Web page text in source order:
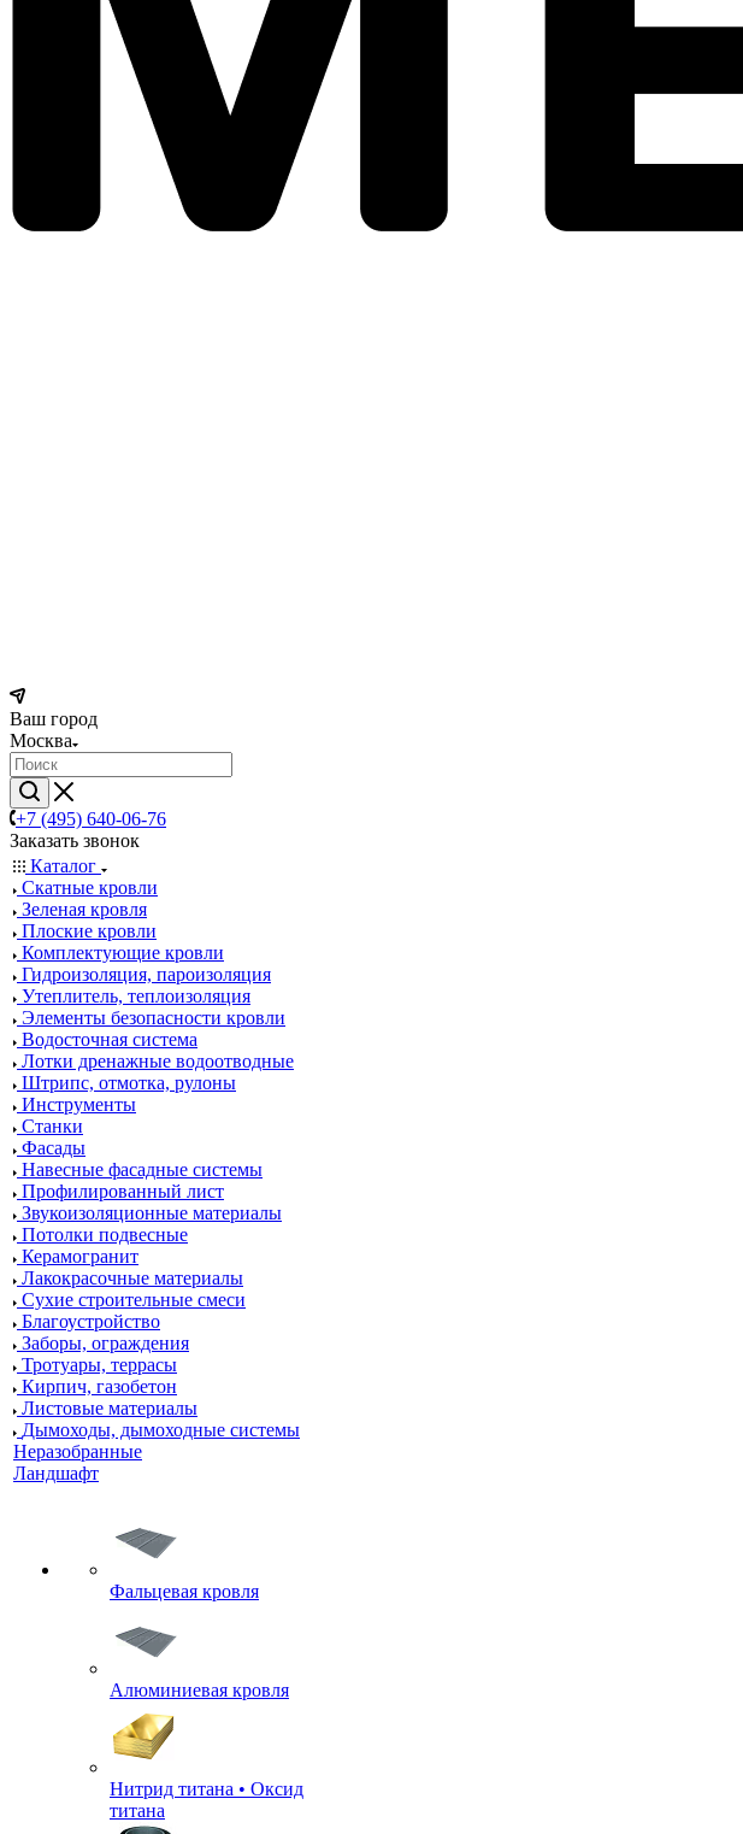
Ваш город
Москва
+7 (495) 640-06-76
Заказать звонок
Каталог
Скатные кровли
Зеленая кровля
Плоские кровли
Комплектующие кровли
Гидроизоляция, пароизоляция
Утеплитель, теплоизоляция
Элементы безопасности кровли
Водосточная система
Лотки дренажные водоотводные
Штрипс, отмотка, рулоны
Инструменты
Станки
Фасады
Навесные фасадные системы
Профилированный лист
Звукоизоляционные материалы
Потолки подвесные
Керамогранит
Лакокрасочные материалы
Сухие строительные смеси
Благоустройство
Заборы, ограждения
Тротуары, террасы
Кирпич, газобетон
Листовые материалы
Дымоходы, дымоходные системы
Неразобранные
Ландшафт
Фальцевая кровля
Алюминиевая кровля
Нитрид титана • Оксид
титана